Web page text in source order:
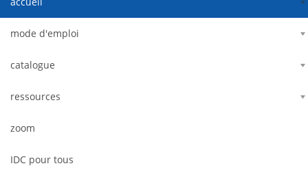
mode d'emploi
catalogue
ressources
zoom
IDC pour tous